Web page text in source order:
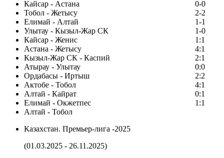
Кайсар - Астана
0-0
Тобол - Жетысу
2-2
Елимай - Алтай
1-1
Улытау - Кызыл-Жар СК
1-0
Кайсар - Женис
1:1
Астана - Жетысу
4:1
Кызыл-Жар СК - Каспий
2:1
Атырау - Улытау
0:0
Ордабасы - Иртыш
2:2
Актобе - Тобол
4:1
Алтай - Кайрат
0:1
Елимай - Окжетпес
1:1
Алтай - Тобол
Казахстан. Премьер-лига -2025
(01.03.2025 - 26.11.2025)